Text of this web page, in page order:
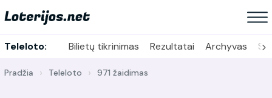
Teleloto: Bilietų tikrinimas Rezultatai Archyvas ›
Pradžia Teleloto 971 žaidimas